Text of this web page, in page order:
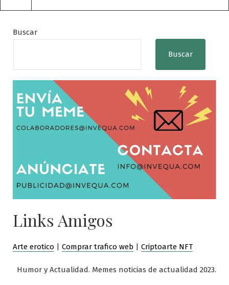
Buscar
Buscar
Links Amigos
Arte erotico | Comprar trafico web | Criptoarte NFT
Humor y Actualidad. Memes noticias de actualidad 2023.